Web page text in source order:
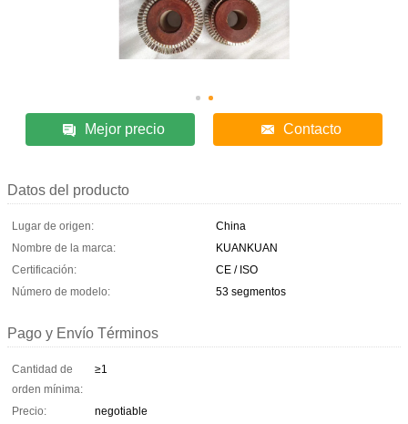
Mejor precio Contacto
Datos del producto
Lugar de origen:
China
Nombre de la marca:
KUANKUAN
Certificación:
CE / ISO
Número de modelo:
53 segmentos
Pago y Envío Términos
Cantidad de
orden mínima:
≥1
Precio:
negotiable